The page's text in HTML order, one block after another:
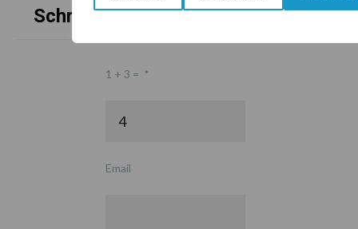
Schrijf u in voor onze nieuwsbrief
1 + 3 = *
Email